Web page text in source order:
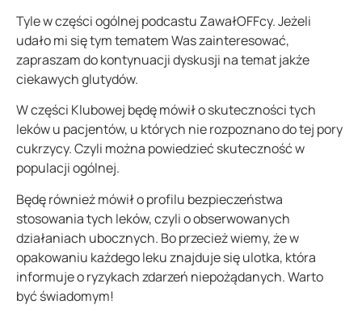
Tyle w części ogólnej podcastu ZawałOFFcy. Jeżeli
udało mi się tym tematem Was zainteresować,
zapraszam do kontynuacji dyskusji na temat jakże
ciekawych glutydów.
W części Klubowej będę mówił o skuteczności tych
leków u pacjentów, u których nie rozpoznano do tej pory
cukrzycy. Czyli można powiedzieć skuteczność w
populacji ogólnej.
Będę również mówił o profilu bezpieczeństwa
stosowania tych leków, czyli o obserwowanych
działaniach ubocznych. Bo przecież wiemy, że w
opakowaniu każdego leku znajduje się ulotka, która
informuje o ryzykach zdarzeń niepożądanych. Warto
być świadomym!